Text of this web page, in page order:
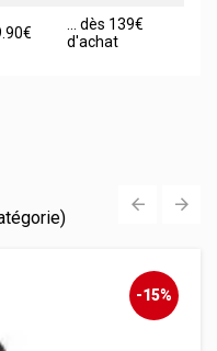
... dès 139€
d'achat
-15%